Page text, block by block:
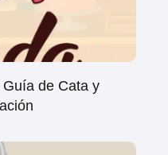
de Cata y